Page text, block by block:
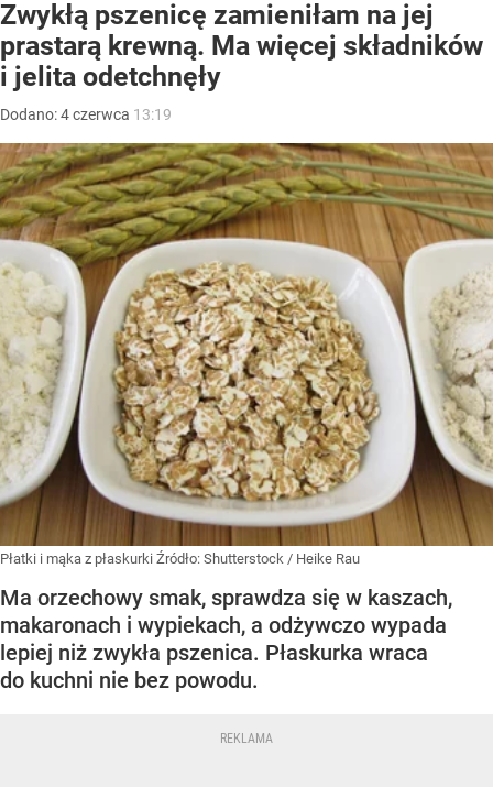
Zwykłą pszenicę zamieniłam na jej
prastarą krewną. Ma więcej składników
i jelita odetchnęły
Dodano:4czerwca 13:19
Płatki i mąka z płaskurki Źródło: Shutterstock / Heike Rau
Ma orzechowy smak, sprawdza się w kaszach,
makaronach i wypiekach, a odżywczo wypada
lepiej niż zwykła pszenica. Płaskurka wraca
do kuchni nie bez powodu.